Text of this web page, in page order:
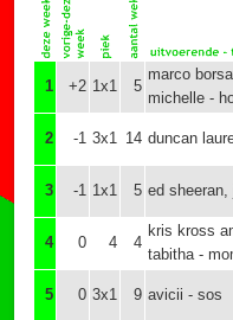
1 +2 1x1 5
marco
michelle -
2 -1 3x1 14 duncan
3 -1 1x1 5 ed
4 0 4 4
kris kross
tabitha -
5 0 3x1 9 avicii - sos